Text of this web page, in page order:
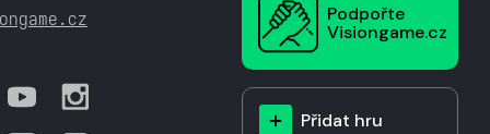
Podpořte
Visiongame.cz
Přidat hru